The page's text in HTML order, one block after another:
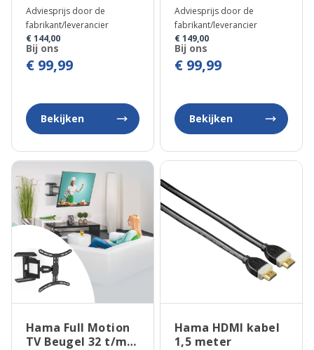
Adviesprijs door de
fabrikant/leverancier
€ 144,00
Bij ons
€ 99,99
Bekijken
Adviesprijs door de
fabrikant/leverancier
€ 149,00
Bij ons
€ 99,99
Bekijken
Hama Full Motion
TV Beugel 32 t/m
Hama HDMI kabel
1,5 meter